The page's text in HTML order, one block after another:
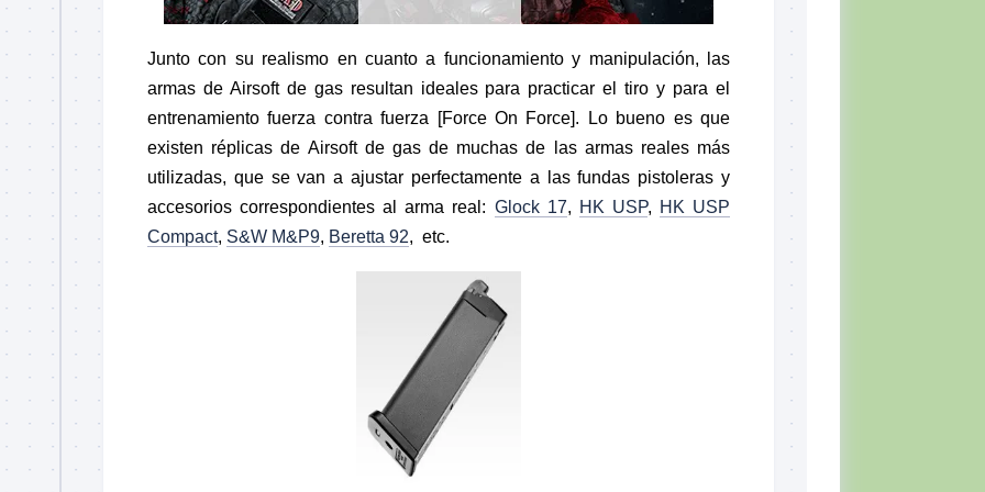
Junto con su realismo en cuanto a funcionamiento y manipulación, las
armas de Airsoft de gas resultan ideales para practicar el tiro y para el
entrenamiento fuerza contra fuerza [Force On Force]. Lo bueno es que
existen réplicas de Airsoft de gas de muchas de las armas reales más
utilizadas, que se van a ajustar perfectamente a las fundas pistoleras y
accesorios correspondientes al arma real: Glock 17, HK USP, HK USP
Compact, S&W M&P9, Beretta 92, etc.